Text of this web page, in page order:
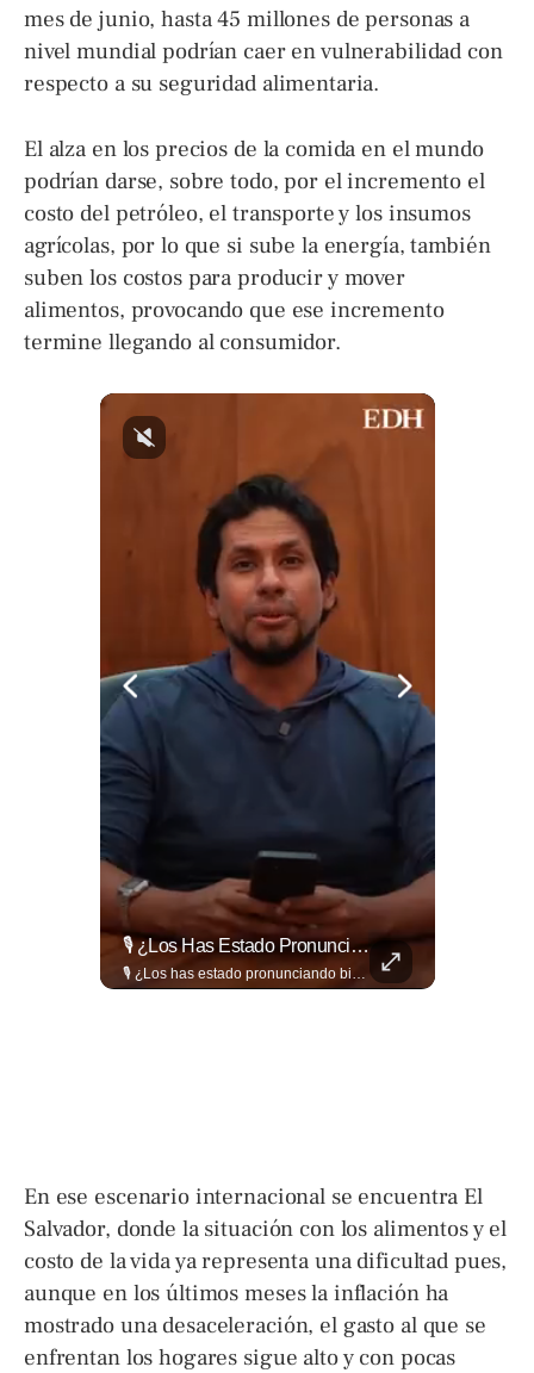
mes de junio, hasta 45 millones de personas a
nivel mundial podrían caer en vulnerabilidad con
respecto a su seguridad alimentaria.
El alza en los precios de la comida en el mundo
podrían darse, sobre todo, por el incremento el
costo del petróleo, el transporte y los insumos
agrícolas, por lo que si sube la energía, también
suben los costos para producir y mover
alimentos, provocando que ese incremento
termine llegando al consumidor.
🎙️ ¿Los Has Estado Pronunciando Bien?
🎙️ ¿Los has estado pronunciando bien? 🤔 Pon a prueba tus conocimientos y descubre cómo se pronuncian correctamente los nombres de algunas de las figuras del Mundial. Lee más ➡️ eldiariodehoy.com
En ese escenario internacional se encuentra El
Salvador, donde la situación con los alimentos y el
costo de la vida ya representa una dificultad pues,
aunque en los últimos meses la inflación ha
mostrado una desaceleración, el gasto al que se
enfrentan los hogares sigue alto y con pocas